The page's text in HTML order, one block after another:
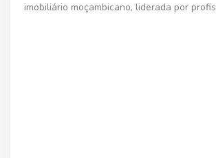
imobiliário moçambicano, liderada por profis